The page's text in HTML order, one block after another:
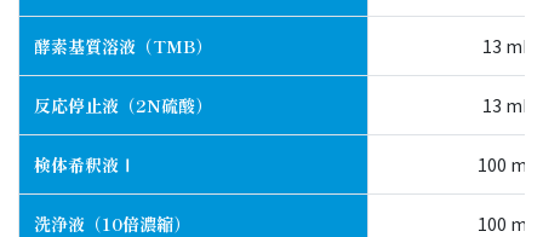
酵素基質溶液（TMB） 13 mL
反応停止液（2N硫酸） 13 mL
検体希釈液Ⅰ 100 mL
洗浄液（10倍濃縮） 100 mL